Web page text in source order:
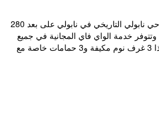
يقع Parthenope Suite في حي نابولي التاريخي في نابولي على بعد 280
خدمة الواي فاي المجانية في جميع
الأنحاء. يضم مكان الإقامة هذا 3 غرف نوم مكيفة و3 حمامات خاصة مع